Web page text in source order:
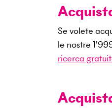
Se volete
le nostre
ricerca